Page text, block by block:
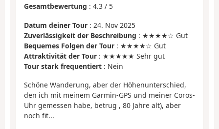
Gesamtbewertung : 4.3 / 5
Datum deiner Tour : 24. Nov 2025
Zuverlässigkeit der Beschreibung : ★★★★☆ Gut
Bequemes Folgen der Tour : ★★★★☆ Gut
Attraktivität der Tour : ★★★★★ Sehr gut
Tour stark frequentiert : Nein
Schöne Wanderung, aber der Höhenunterschied,
den ich mit meinem Garmin-GPS und meiner Coros-
Uhr gemessen habe, betrug , 80 Jahre alt), aber
noch fit...